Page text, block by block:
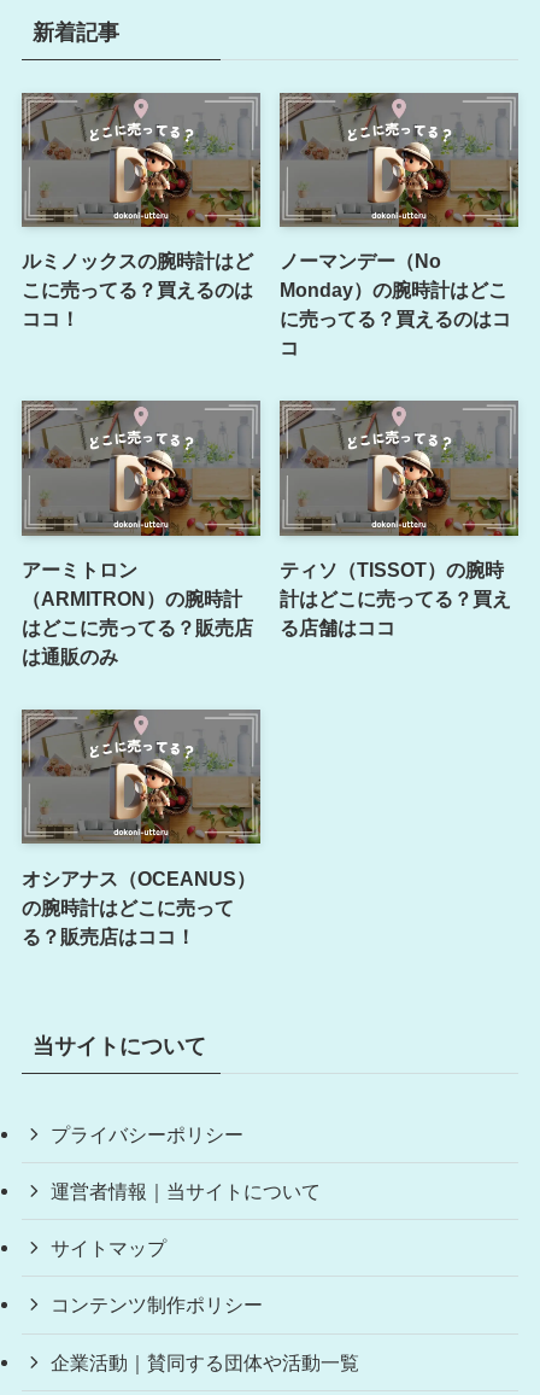
新着記事
ルミノックスの腕時計はど
こに売ってる？買えるのは
ココ！
ノーマンデー（No
Monday）の腕時計はどこ
に売ってる？買えるのはコ
コ
アーミトロン
（ARMITRON）の腕時計
はどこに売ってる？販売店
は通販のみ
ティソ（TISSOT）の腕時
計はどこに売ってる？買え
る店舗はココ
オシアナス（OCEANUS）
の腕時計はどこに売って
る？販売店はココ！
当サイトについて
プライバシーポリシー
運営者情報｜当サイトについて
サイトマップ
コンテンツ制作ポリシー
企業活動｜賛同する団体や活動一覧